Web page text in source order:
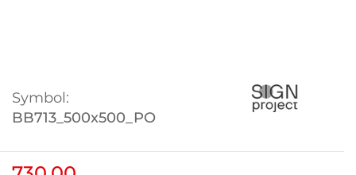
Symbol:
BB713_500x500_PO